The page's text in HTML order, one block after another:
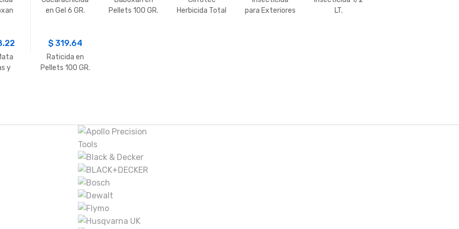
en Gel 6 GR.
Pellets 100 GR.
Herbicida Total
para Exteriores
LT.
y
$319.64
Raticida en
Pellets 100 GR.